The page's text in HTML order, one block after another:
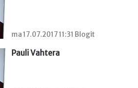
ma 17.07.2017 11:31 Blogit
Pauli Vahtera